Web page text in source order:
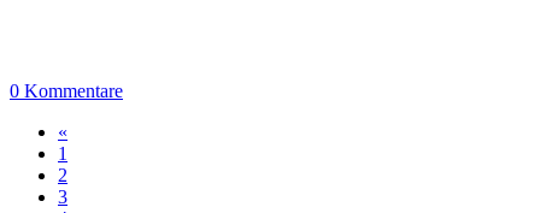
0 Kommentare
«
1
2
3